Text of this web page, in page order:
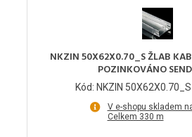
NKZIN 50X62X0.70_S ŽLAB
POZINKOVÁNO
Kód: NKZIN 50X62X0.70_S
V e-shopu skladem
Celkem 330 m